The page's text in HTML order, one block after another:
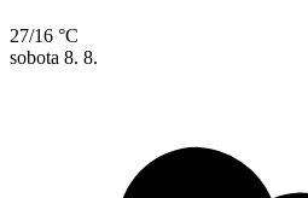
27/16 °C
sobota 8. 8.